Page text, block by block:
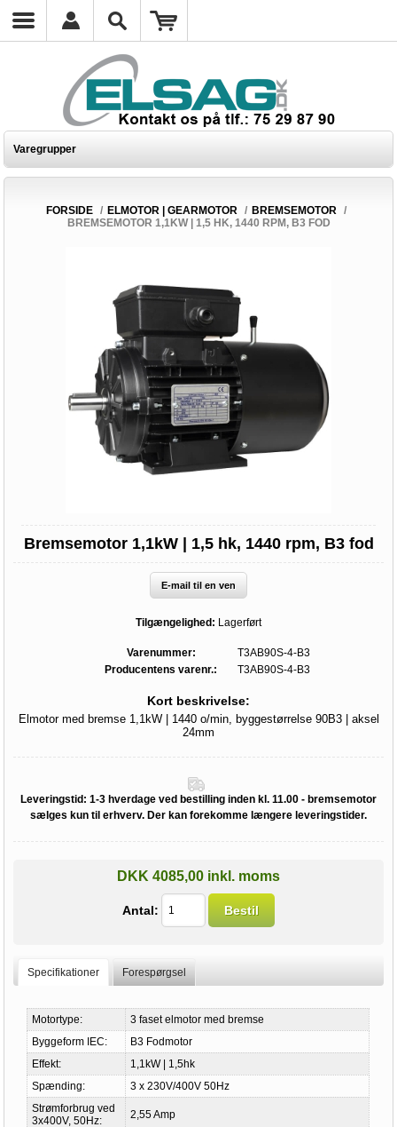
Varegrupper
FORSIDE / ELMOTOR | GEARMOTOR / BREMSEMOTOR /
BREMSEMOTOR 1,1KW | 1,5 HK, 1440 RPM, B3 FOD
Bremsemotor 1,1kW | 1,5 hk, 1440 rpm, B3 fod
E-mail til en ven
Tilgængelighed: Lagerført
Varenummer:
T3AB90S-4-B3
Producentens varenr.:
T3AB90S-4-B3
Kort beskrivelse:
Elmotor med bremse 1,1kW | 1440 o/min, byggestørrelse 90B3 | aksel
24mm
Leveringstid: 1-3 hverdage ved bestilling inden kl. 11.00 - bremsemotor
sælges kun til erhverv. Der kan forekomme længere leveringstider.
DKK 4085,00 inkl. moms
Antal: Bestil
Specifikationer Forespørgsel
Motortype:
3 faset elmotor med bremse
Byggeform IEC:
B3 Fodmotor
Effekt:
1,1kW | 1,5hk
Spænding:
3 x 230V/400V 50Hz
Strømforbrug ved
3x400V, 50Hz:
2,55 Amp